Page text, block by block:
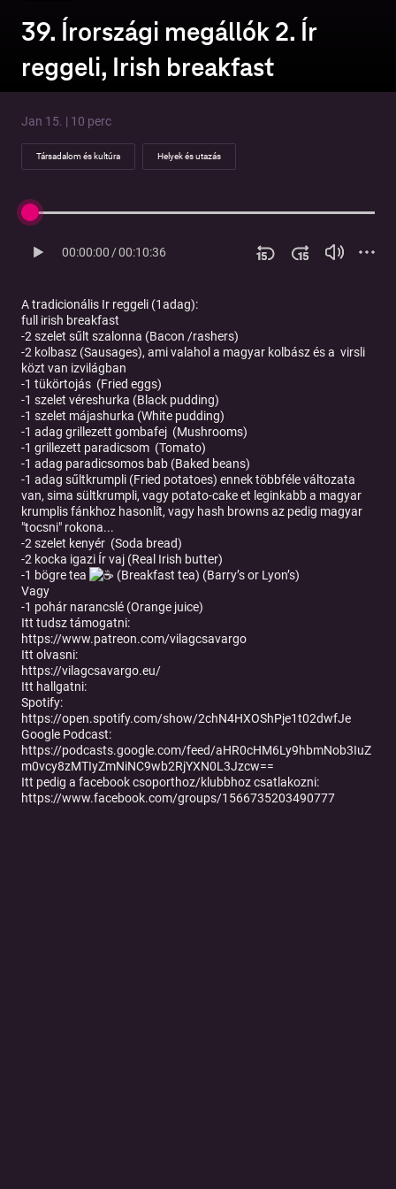
39. Írországi megállók 2. Ír
reggeli, Irish breakfast
Jan 15. | 10 perc
Társadalom és kultúra Helyek és utazás
00:00:00/00:10:36
A tradicionális Ir reggeli (1adag):
full irish breakfast
-2 szelet sűlt szalonna (Bacon /rashers)
-2 kolbasz (Sausages), ami valahol a magyar kolbász és a virsli
közt van izvilágban
-1 tükörtojás (Fried eggs)
-1 szelet véreshurka (Black pudding)
-1 szelet májashurka (White pudding)
-1 adag grillezett gombafej (Mushrooms)
-1 grillezett paradicsom (Tomato)
-1 adag paradicsomos bab (Baked beans)
-1 adag sűltkrumpli (Fried potatoes) ennek többféle változata
van, sima sültkrumpli, vagy potato-cake et leginkabb a magyar
krumplis fánkhoz hasonlít, vagy hash browns az pedig magyar
"tocsni" rokona...
-2 szelet kenyér (Soda bread)
-2 kocka igazi Ír vaj (Real Irish butter)
-1 bögre tea
(Breakfast tea) (Barry’s or Lyon’s)
Vagy
-1 pohár narancslé (Orange juice)
Itt tudsz támogatni:
https://www.patreon.com/vilagcsavargo
Itt olvasni:
https://vilagcsavargo.eu/
Itt hallgatni:
Spotify:
https://open.spotify.com/show/2chN4HXOShPje1t02dwfJe
Google Podcast:
https://podcasts.google.com/feed/aHR0cHM6Ly9hbmNob3IuZ
m0vcy8zMTIyZmNiNC9wb2RjYXN0L3Jzcw==
Itt pedig a facebook csoporthoz/klubbhoz csatlakozni:
https://www.facebook.com/groups/1566735203490777